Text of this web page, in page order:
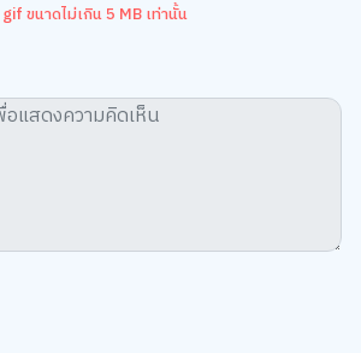
ขนาดไม่เกิน 5 MB เท่านั้น